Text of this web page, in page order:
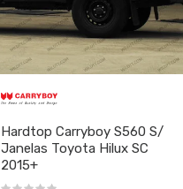
Hardtop Carryboy S560 S/
Janelas Toyota Hilux SC
2015+